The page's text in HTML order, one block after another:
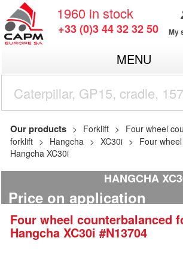
1960 in stock
+33 (0)3 44 32 32 50 My
MENU
Our products Forklift
Four wheel
forklift
Hangcha XC30i
Four
Hangcha XC30i
HANGCHA
Price on application
Four wheel counterbalanced
Hangcha XC30i #N13704